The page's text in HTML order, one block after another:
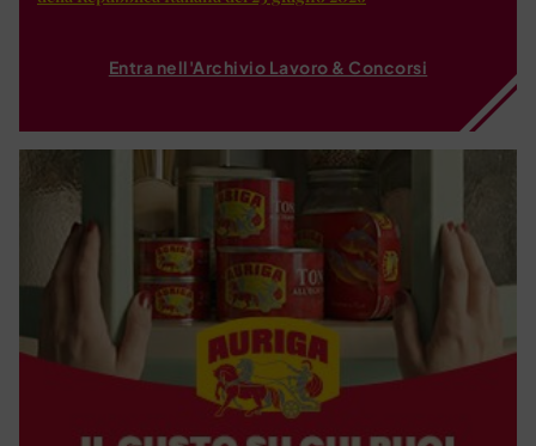
Entra nell'Archivio Lavoro & Concorsi